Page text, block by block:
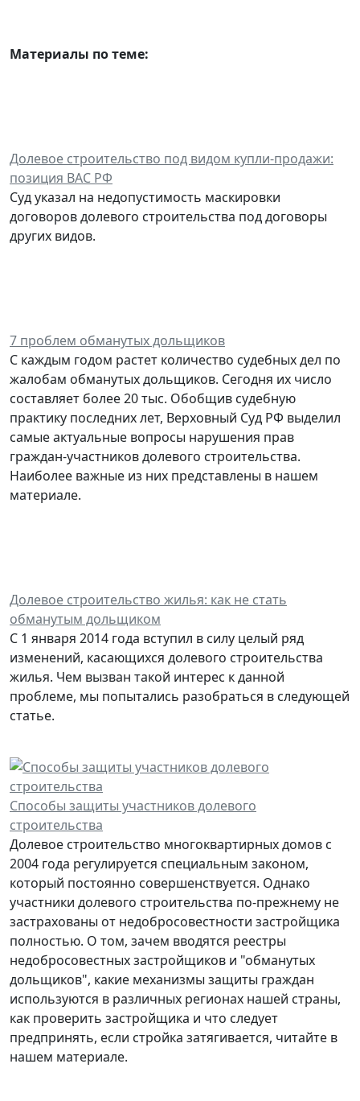
Материалы по теме:
Долевое строительство под видом купли-продажи:
позиция ВАС РФ
Суд указал на недопустимость маскировки
договоров долевого строительства под договоры
других видов.
7 проблем обманутых дольщиков
С каждым годом растет количество судебных дел по
жалобам обманутых дольщиков. Сегодня их число
составляет более 20 тыс. Обобщив судебную
практику последних лет, Верховный Суд РФ выделил
самые актуальные вопросы нарушения прав
граждан-участников долевого строительства.
Наиболее важные из них представлены в нашем
материале.
Долевое строительство жилья: как не стать
обманутым дольщиком
С 1 января 2014 года вступил в силу целый ряд
изменений, касающихся долевого строительства
жилья. Чем вызван такой интерес к данной
проблеме, мы попытались разобраться в следующей
статье.
Cпособы защиты участников долевого
строительства
Долевое строительство многоквартирных домов с
2004 года регулируется специальным законом,
который постоянно совершенствуется. Однако
участники долевого строительства по-прежнему не
застрахованы от недобросовестности застройщика
полностью. О том, зачем вводятся реестры
недобросовестных застройщиков и "обманутых
дольщиков", какие механизмы защиты граждан
используются в различных регионах нашей страны,
как проверить застройщика и что следует
предпринять, если стройка затягивается, читайте в
нашем материале.